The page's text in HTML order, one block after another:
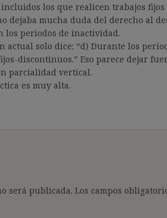
los que realicen trabajos fijos
dejaba mucha duda del derecho al
los periodos de inactividad.
actual solo dice: “d) Durante los
discontinuos.” Eso parece dejar
parcialidad vertical.
es muy alta.
será publicada. Los campos